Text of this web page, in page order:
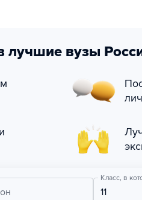
лучшие вузы
Класс, в
11